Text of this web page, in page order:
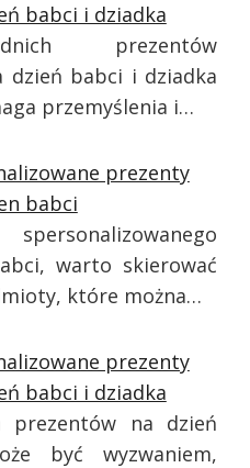
babci i dziadka
prezentów
dzień babci i dziadka
przemyślenia i…
prezenty
babci
warto skierować
które można…
prezenty
babci i dziadka
prezentów na dzień
być wyzwaniem,